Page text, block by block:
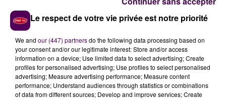
de Degré ont pris en charge l'une des victimes de
l'accident, consciente, qu'ils ont installée sur un
brancard avant de l'évacuer. Le trafic tramway et bus
a été localement interrompu, le temps d'assurer
l'intervention.
Le respect de votre vie privée est notre priorité
We and our (447) partnersdo the following data processing based on
your consent and/or our legitimate interest: Store and/or access
information on a device; Use limited data to select advertising; Create
profiles for personalised advertising; Use profiles to select personalised
advertising; Measure advertising performance; Measure content
performance; Understand audiences through statistics or combinations
of data from different sources; Develop and improve services; Create